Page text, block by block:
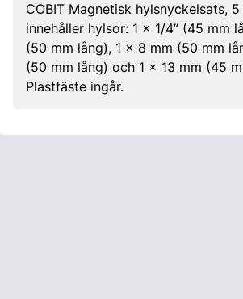
COBIT Magnetisk hylsnyckelsats,
innehåller hylsor: 1 x 1/4” (45 mm
(50 mm lång), 1 x 8 mm (50 mm
(50 mm lång) och 1 x 13 mm (45
Plastfäste ingår.